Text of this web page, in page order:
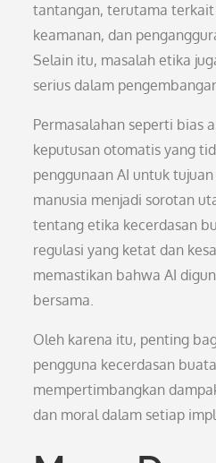
tantangan, terutama
keamanan, dan
Selain itu, masalah etika
serius dalam
Permasalahan seperti bias
keputusan otomatis yang
penggunaan AI untuk
manusia menjadi sorotan
tentang etika kecerdasan
regulasi yang ketat dan
memastikan bahwa AI
bersama.
Oleh karena itu, penting
pengguna kecerdasan
mempertimbangkan
dan moral dalam setiap